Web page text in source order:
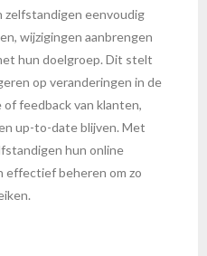
eenvoudig
wijzigingen aanbrengen
hun doelgroep. Dit stelt
op veranderingen in de
feedback van klanten,
up-to-date blijven. Met
hun online
effectief beheren om zo